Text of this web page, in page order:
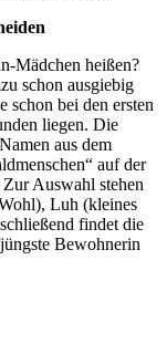
Mädchen heißen?
schon ausgiebig
schon bei den ersten
liegen. Die
aus dem
auf der
Auswahl stehen
Luh (kleines
findet die
Bewohnerin